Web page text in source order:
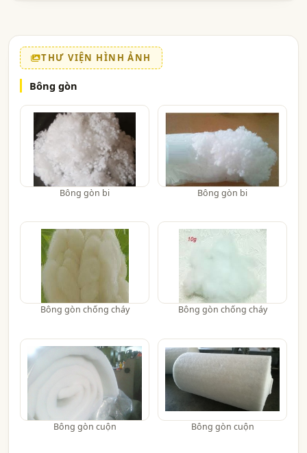
THƯ VIỆN HÌNH ẢNH
Bông gòn
Bông gòn bi Bông gòn bi
Bông gòn chống cháy Bông gòn chống cháy
Bông gòn cuộn Bông gòn cuộn